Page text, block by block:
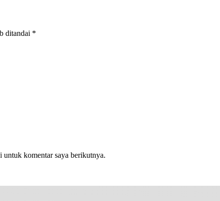
ditandai *
untuk komentar saya berikutnya.